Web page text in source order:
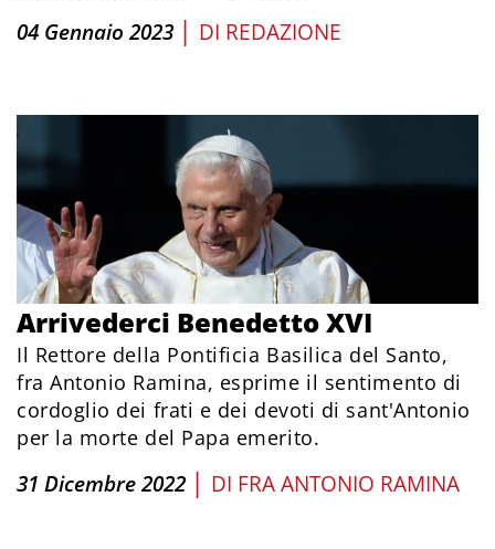
04 Gennaio 2023 | DI REDAZIONE
Arrivederci Benedetto XVI
Il Rettore della Pontificia Basilica del Santo,
fra Antonio Ramina, esprime il sentimento di
cordoglio dei frati e dei devoti di sant'Antonio
per la morte del Papa emerito.
31 Dicembre 2022 | DI FRA ANTONIO RAMINA